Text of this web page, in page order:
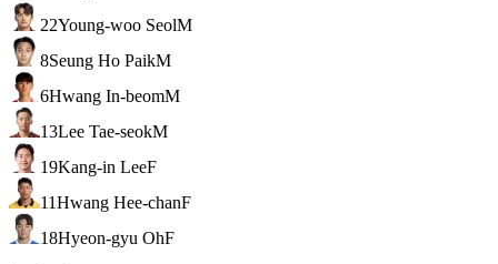
22Young-woo SeolM
8Seung Ho PaikM
6Hwang In-beomM
13Lee Tae-seokM
19Kang-in LeeF
11Hwang Hee-chanF
18Hyeon-gyu OhF